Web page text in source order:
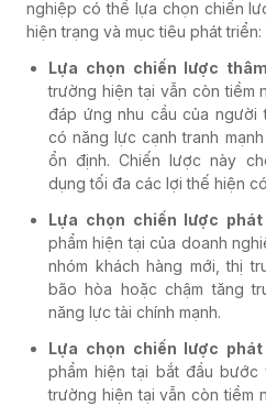
nghiệp có thể lựa chọn chiến
hiện trạng và mục tiêu phát triển:
Lựa chọn chiến lược
trường hiện tại vẫn còn tiềm
đáp ứng nhu cầu của người
có năng lực cạnh tranh
ổn định. Chiến lược này
dụng tối đa các lợi thế hiện
Lựa chọn chiến lược
phẩm hiện tại của doanh
nhóm khách hàng mới, thị
bão hòa hoặc chậm tăng
năng lực tài chính mạnh.
Lựa chọn chiến lược
phẩm hiện tại bắt đầu
trường hiện tại vẫn còn tiềm